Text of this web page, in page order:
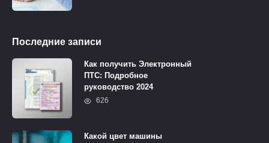
Последние записи
Как получить Электронный
ПТС: Подробное
руководство 2024
626
Какой цвет машины